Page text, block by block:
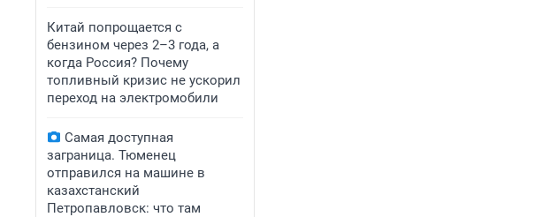
Китай попрощается с
бензином через 2–3 года, а
когда Россия? Почему
топливный кризис не ускорил
переход на электромобили
Самая доступная
заграница. Тюменец
отправился на машине в
казахстанский
Петропавловск: что там